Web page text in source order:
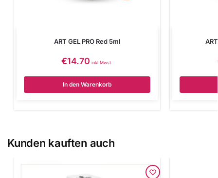
ART GEL PRO Red 5ml
€14.70 inkl Mwst.
In den Warenkorb
Kunden kauften auch